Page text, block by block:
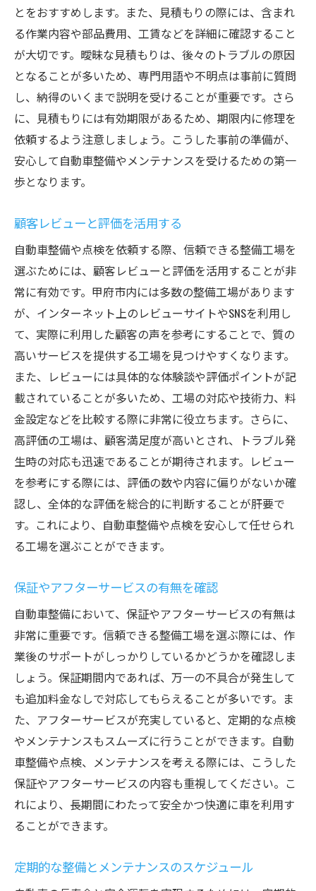
走行距離に応じたメンテナンス
故障を未然に防ぐためのポイント
プロのメカニックのアドバイスを活用
安全運転のための基本的な注意点
甲府市での定期点検がもたらす安心と快適さ
定期点検の頻度とその重要性
点検による燃費向上の効果
長距離ドライブ前の点検ポイント
点検後の快適な車内環境
信頼できる整備パートナーの見つけ方
プロが教える甲府市の自動車整備の極意
整備士が薦める日常点検のコツ
プロが行う車両診断方法
最新の整備技術とその応用
DIYメンテナンスとプロ整備の違い
整備工場とのコミュニケーションの重要性
安全で快適なカーライフのためのアドバイ
ス
とをおすすめします。また、見積もりの際には、含まれ
る作業内容や部品費用、工賃などを詳細に確認すること
が大切です。曖昧な見積もりは、後々のトラブルの原因
となることが多いため、専門用語や不明点は事前に質問
し、納得のいくまで説明を受けることが重要です。さら
に、見積もりには有効期限があるため、期限内に修理を
依頼するよう注意しましょう。こうした事前の準備が、
安心して自動車整備やメンテナンスを受けるための第一
歩となります。
顧客レビューと評価を活用する
自動車整備や点検を依頼する際、信頼できる整備工場を
選ぶためには、顧客レビューと評価を活用することが非
常に有効です。甲府市内には多数の整備工場があります
が、インターネット上のレビューサイトやSNSを利用し
て、実際に利用した顧客の声を参考にすることで、質の
高いサービスを提供する工場を見つけやすくなります。
また、レビューには具体的な体験談や評価ポイントが記
載されていることが多いため、工場の対応や技術力、料
金設定などを比較する際に非常に役立ちます。さらに、
高評価の工場は、顧客満足度が高いとされ、トラブル発
生時の対応も迅速であることが期待されます。レビュー
を参考にする際には、評価の数や内容に偏りがないか確
認し、全体的な評価を総合的に判断することが肝要で
す。これにより、自動車整備や点検を安心して任せられ
る工場を選ぶことができます。
保証やアフターサービスの有無を確認
自動車整備において、保証やアフターサービスの有無は
非常に重要です。信頼できる整備工場を選ぶ際には、作
業後のサポートがしっかりしているかどうかを確認しま
しょう。保証期間内であれば、万一の不具合が発生して
も追加料金なしで対応してもらえることが多いです。ま
た、アフターサービスが充実していると、定期的な点検
やメンテナンスもスムーズに行うことができます。自動
車整備や点検、メンテナンスを考える際には、こうした
保証やアフターサービスの内容も重視してください。こ
れにより、長期間にわたって安全かつ快適に車を利用す
ることができます。
定期的な整備とメンテナンスのスケジュール